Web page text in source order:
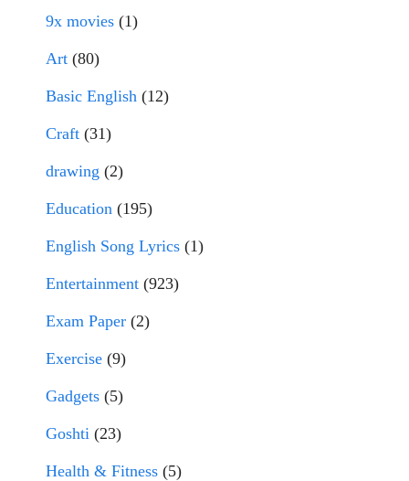
9x movies (1)
Art (80)
Basic English (12)
Craft (31)
drawing (2)
Education (195)
English Song Lyrics (1)
Entertainment (923)
Exam Paper (2)
Exercise (9)
Gadgets (5)
Goshti (23)
Health & Fitness (5)